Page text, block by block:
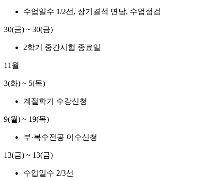
수업일수 1/2선, 장기결석 면담, 수업점검
30(금) ~ 30(금)
2학기 중간시험 종료일
11월
3(화) ~ 5(목)
계절학기 수강신청
9(월) ~ 19(목)
부·복수전공 이수신청
13(금) ~ 13(금)
수업일수 2/3선